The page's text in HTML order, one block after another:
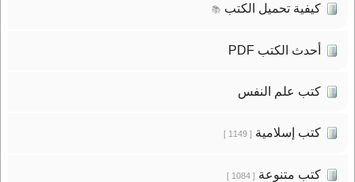
كيفية تحميل الكتب 📚
أحدث الكتب PDF
كتب علم النفس
كتب إسلامية[ 1149 ]
كتب متنوعة[ 1084 ]